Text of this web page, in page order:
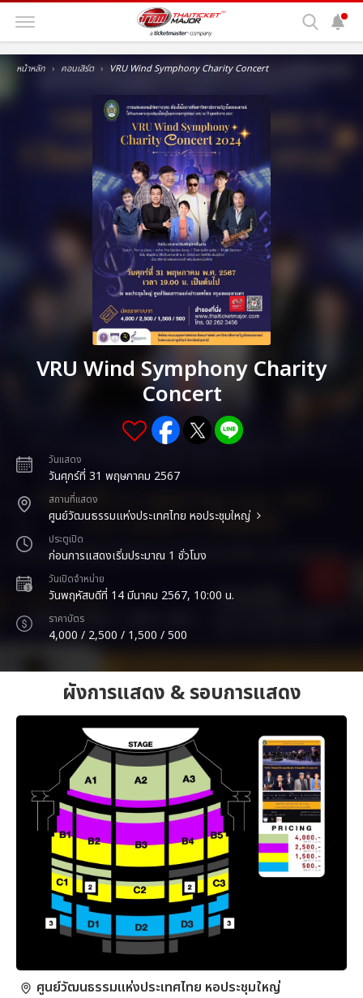
หน้าหลัก คอนเสิร์ต VRU Wind Symphony Charity Concert
VRU Wind Symphony Charity
Concert
วันแสดง
วันศุกร์ที่ 31 พฤษภาคม 2567
สถานที่แสดง
ศูนย์วัฒนธรรมแห่งประเทศไทย หอประชุมใหญ่
ประตูเปิด
ก่อนการแสดงเริ่มประมาณ 1 ชั่วโมง
วันเปิดจำหน่าย
วันพฤหัสบดีที่ 14 มีนาคม 2567, 10:00 น.
ราคาบัตร
4,000 / 2,500 / 1,500 / 500
ผังการแสดง & รอบการแสดง
ศูนย์วัฒนธรรมแห่งประเทศไทย หอประชุมใหญ่